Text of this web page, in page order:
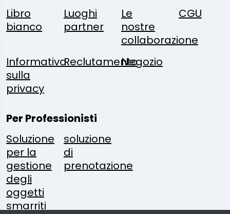
Libro
bianco
Luoghi
partner
Le
nostre
collaborazione
CGU
Informativa
sulla
privacy
ReclutamentoNegozio
Per Professionisti
Soluzione
per la
gestione
degli
oggetti
smarriti
soluzione
di
prenotazione